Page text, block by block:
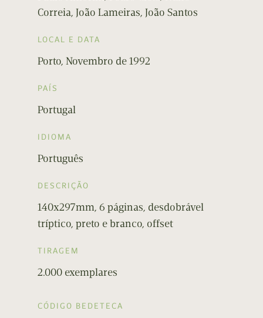
Correia, João Lameiras, João Santos
LOCAL E DATA
Porto, Novembro de 1992
PAÍS
Portugal
IDIOMA
Português
DESCRIÇÃO
140x297mm, 6 páginas, desdobrável
tríptico, preto e branco, offset
TIRAGEM
2.000 exemplares
CÓDIGO BEDETECA